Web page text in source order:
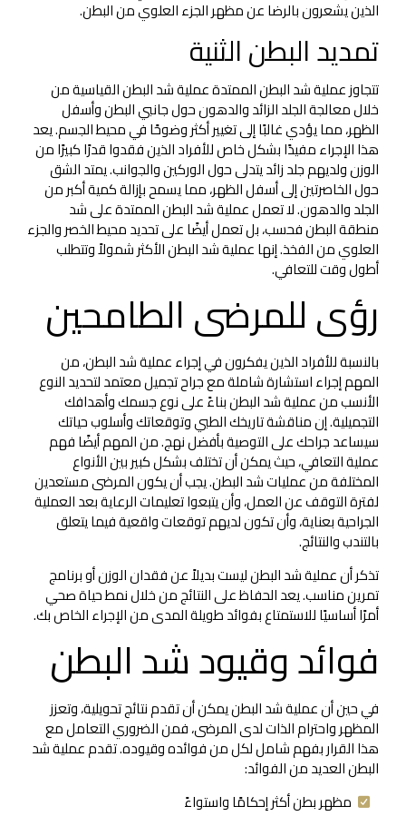
الذين يشعرون بالرضا عن مظهر الجزء العلوي من البطن.
تمديد البطن الثنية
تتجاوز عملية شد البطن الممتدة عملية شد البطن القياسية من
خلال معالجة الجلد الزائد والدهون حول جانبي البطن وأسفل
الظهر، مما يؤدي غالبًا إلى تغيير أكثر وضوحًا في محيط الجسم. يعد
هذا الإجراء مفيدًا بشكل خاص للأفراد الذين فقدوا قدرًا كبيرًا من
الوزن ولديهم جلد زائد يتدلى حول الوركين والجوانب. يمتد الشق
حول الخاصرتين إلى أسفل الظهر، مما يسمح بإزالة كمية أكبر من
الجلد والدهون. لا تعمل عملية شد البطن الممتدة على شد
منطقة البطن فحسب، بل تعمل أيضًا على تحديد محيط الخصر والجزء
العلوي من الفخذ. إنها عملية شد البطن الأكثر شمولاً وتتطلب
أطول وقت للتعافي.
رؤى للمرضى الطامحين
بالنسبة للأفراد الذين يفكرون في إجراء عملية شد البطن، من
المهم إجراء استشارة شاملة مع جراح تجميل معتمد لتحديد النوع
الأنسب من عملية شد البطن بناءً على نوع جسمك وأهدافك
التجميلية. إن مناقشة تاريخك الطبي وتوقعاتك وأسلوب حياتك
سيساعد جراحك على التوصية بأفضل نهج. من المهم أيضًا فهم
عملية التعافي، حيث يمكن أن تختلف بشكل كبير بين الأنواع
المختلفة من عمليات شد البطن. يجب أن يكون المرضى مستعدين
لفترة التوقف عن العمل، وأن يتبعوا تعليمات الرعاية بعد العملية
الجراحية بعناية، وأن تكون لديهم توقعات واقعية فيما يتعلق
بالتندب والنتائج.
تذكر أن عملية شد البطن ليست بديلاً عن فقدان الوزن أو برنامج
تمرين مناسب. يعد الحفاظ على النتائج من خلال نمط حياة صحي
أمرًا أساسيًا للاستمتاع بفوائد طويلة المدى من الإجراء الخاص بك.
فوائد وقيود شد البطن
في حين أن عملية شد البطن يمكن أن تقدم نتائج تحويلية، وتعزز
المظهر واحترام الذات لدى المرضى، فمن الضروري التعامل مع
هذا القرار بفهم شامل لكل من فوائده وقيوده. تقدم عملية شد
البطن العديد من الفوائد:
مظهر بطن أكثر إحكامًا واستواءً